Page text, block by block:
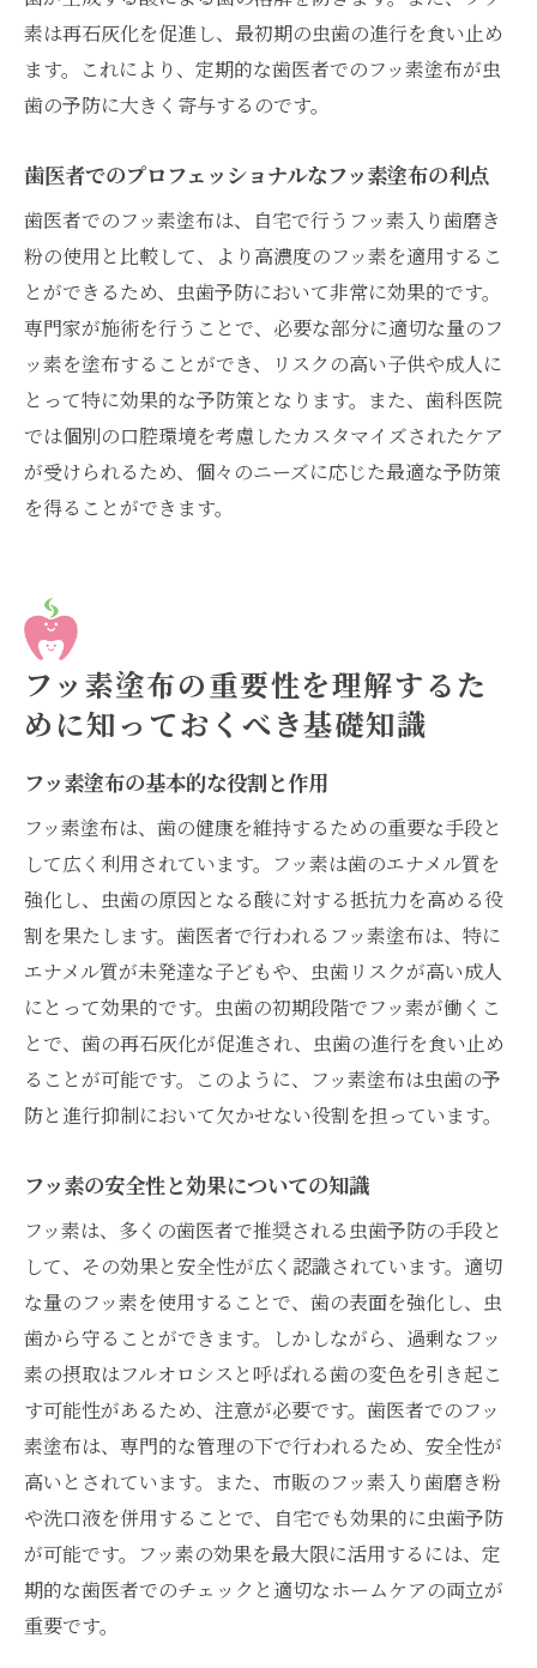
フッ素塗布の効果を最大限に引き出すための歯
医者の選び方
フッ素塗布に適した歯医者を選ぶ基準
要性
歯医者選びで考慮すべきフッ素塗布の専門
性
歯医者のプロフェッショナルなフッ素塗布
を選ぶ方法
フッ素塗布を最大限に活かす歯医者の選び
方
フッ素塗布における歯医者の経験と技術の
重要性
虫歯予防のパートナーとしての歯医者とフッ素
歯医者と相談しながら進めるフッ素塗布の
重要性
く付き合う
信頼できる歯医者と築くフッ素塗布を活か
した予防関係
虫歯予防における歯医者のフッ素塗布の貢
献
歯医者でのフッ素塗布と虫歯予防の長期戦
略
素は再石灰化を促進し、最初期の虫歯の進行を食い止め
ます。これにより、定期的な歯医者でのフッ素塗布が虫
歯の予防に大きく寄与するのです。
歯医者でのプロフェッショナルなフッ素塗布の利点
歯医者でのフッ素塗布は、自宅で行うフッ素入り歯磨き
粉の使用と比較して、より高濃度のフッ素を適用するこ
とができるため、虫歯予防において非常に効果的です。
専門家が施術を行うことで、必要な部分に適切な量のフ
ッ素を塗布することができ、リスクの高い子供や成人に
とって特に効果的な予防策となります。また、歯科医院
では個別の口腔環境を考慮したカスタマイズされたケア
が受けられるため、個々のニーズに応じた最適な予防策
を得ることができます。
フッ素塗布の重要性を理解するた
めに知っておくべき基礎知識
フッ素塗布の基本的な役割と作用
フッ素塗布は、歯の健康を維持するための重要な手段と
して広く利用されています。フッ素は歯のエナメル質を
強化し、虫歯の原因となる酸に対する抵抗力を高める役
割を果たします。歯医者で行われるフッ素塗布は、特に
エナメル質が未発達な子どもや、虫歯リスクが高い成人
にとって効果的です。虫歯の初期段階でフッ素が働くこ
とで、歯の再石灰化が促進され、虫歯の進行を食い止め
ることが可能です。このように、フッ素塗布は虫歯の予
防と進行抑制において欠かせない役割を担っています。
フッ素の安全性と効果についての知識
フッ素は、多くの歯医者で推奨される虫歯予防の手段と
して、その効果と安全性が広く認識されています。適切
な量のフッ素を使用することで、歯の表面を強化し、虫
歯から守ることができます。しかしながら、過剰なフッ
素の摂取はフルオロシスと呼ばれる歯の変色を引き起こ
す可能性があるため、注意が必要です。歯医者でのフッ
素塗布は、専門的な管理の下で行われるため、安全性が
高いとされています。また、市販のフッ素入り歯磨き粉
や洗口液を併用することで、自宅でも効果的に虫歯予防
が可能です。フッ素の効果を最大限に活用するには、定
期的な歯医者でのチェックと適切なホームケアの両立が
重要です。